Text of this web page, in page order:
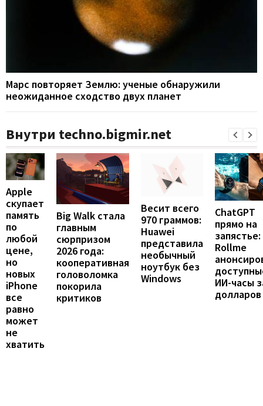
Марс повторяет Землю: ученые обнаружили
неожиданное сходство двух планет
Внутри techno.bigmir.net
Apple
скупает
память
по
любой
цене,
но
новых
iPhone
все
равно
может
не
хватить
Big Walk стала
главным
сюрпризом
2026 года:
кооперативная
головоломка
покорила
критиков
Весит всего
970 граммов:
Huawei
представила
необычный
ноутбук без
Windows
ChatGPT
прямо на
запястье:
Rollme
ИИ-часы
долларов